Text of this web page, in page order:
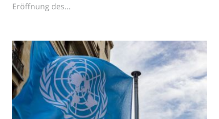
Eröffnung des…